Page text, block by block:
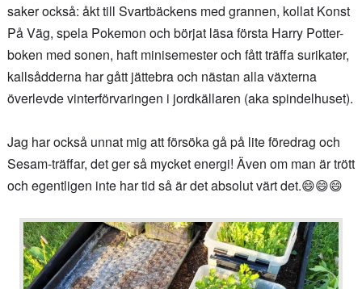
saker också: åkt till Svartbäckens med grannen, kollat Konst
På Väg, spela Pokemon och börjat läsa första Harry Potter-
boken med sonen, haft minisemester och fått träffa surikater,
kallsådderna har gått jättebra och nästan alla växterna
överlevde vinterförvaringen i jordkällaren (aka spindelhuset).
Jag har också unnat mig att försöka gå på lite föredrag och
Sesam-träffar, det ger så mycket energi! Även om man är trött
och egentligen inte har tid så är det absolut värt det.😄😄😄